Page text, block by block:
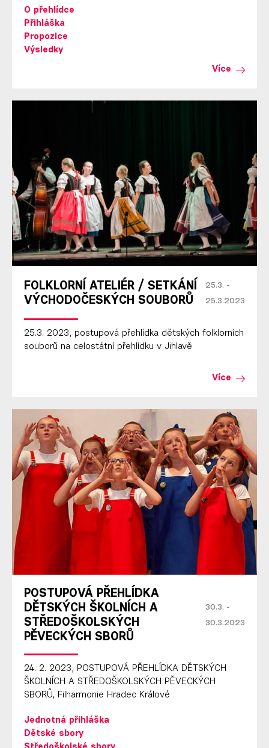
O přehlídce
Přihláška
Propozice
Výsledky
Více
FOLKLORNÍ ATELIÉR / SETKÁNÍ
VÝCHODOČESKÝCH SOUBORŮ
25.3. -
25.3.2023
25.3. 2023, postupová přehlídka dětských folklorních
souborů na celostátní přehlídku v Jihlavě
Více
POSTUPOVÁ PŘEHLÍDKA
DĚTSKÝCH ŠKOLNÍCH A
STŘEDOŠKOLSKÝCH
PĚVECKÝCH SBORŮ
30.3. -
30.3.2023
24. 2. 2023, POSTUPOVÁ PŘEHLÍDKA DĚTSKÝCH
ŠKOLNÍCH A STŘEDOŠKOLSKÝCH PĚVECKÝCH
SBORŮ, Filharmonie Hradec Králové
Jednotná přihláška
Dětské sbory